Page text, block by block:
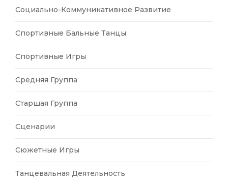
Социально-Коммуникативное Развитие
Спортивные Бальные Танцы
Спортивные Игры
Средняя Группа
Старшая Группа
Сценарии
Сюжетные Игры
Танцевальная Деятельность